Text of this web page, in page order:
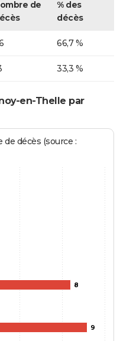
de
% des
décès
66,7 %
33,3 %
en-Thelle par
décès (source :
8
9